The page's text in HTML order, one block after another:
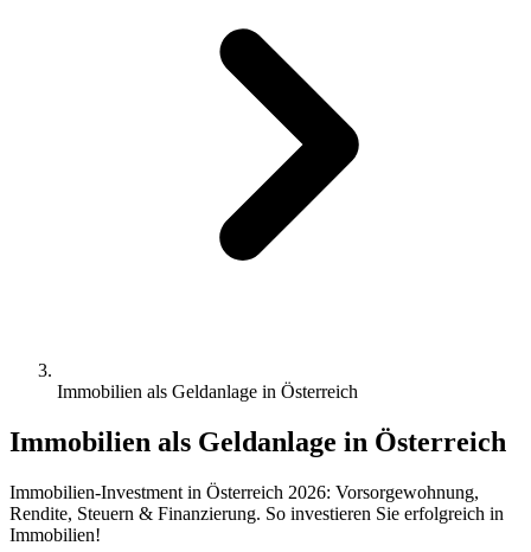
Immobilien als Geldanlage in Österreich
Immobilien als Geldanlage in Österreich
Immobilien-Investment in Österreich 2026: Vorsorgewohnung,
Rendite, Steuern & Finanzierung. So investieren Sie erfolgreich in
Immobilien!